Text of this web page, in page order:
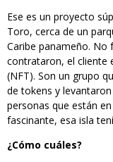
Ese es un proyecto
Toro, cerca de un
Caribe panameño. No
contrataron, el cliente
(NFT). Son un grupo
de tokens y
personas que están
fascinante, esa isla
¿Cómo cuáles?